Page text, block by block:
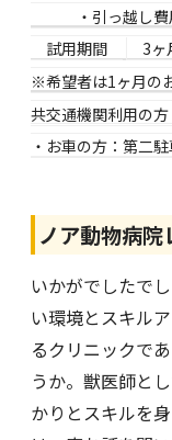
・引っ越し費
試用期間
3ヶ
※希望者は1ヶ月の
共交通機関利用の
・お車の方：第二
ノア動物病院
いかがでしたで
い環境とスキル
るクリニックで
うか。獣医師と
かりとスキルを